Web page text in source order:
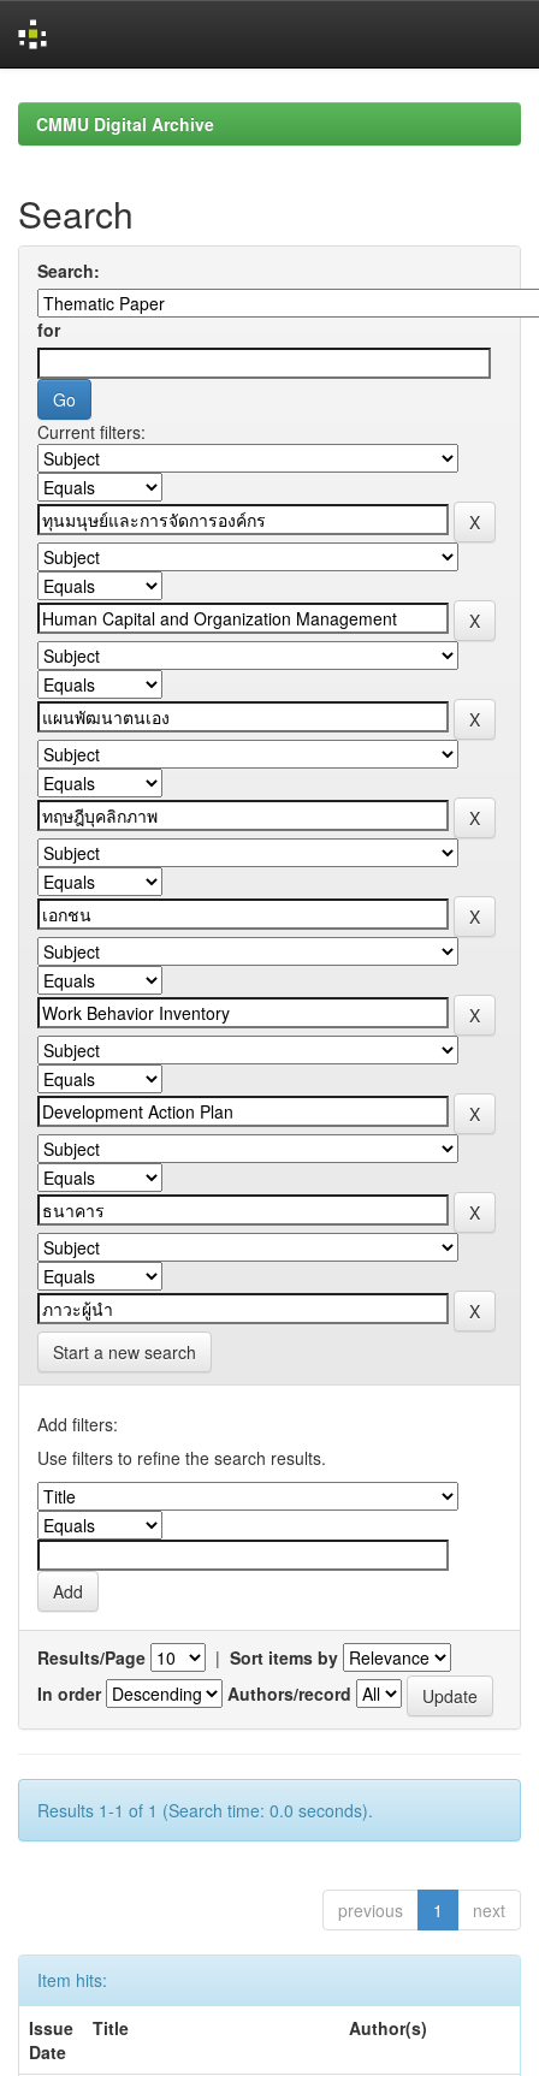
navigationCMMU Digital Archive
Search
Search:
for
Current filters:
Start a new search
Add filters:
Use filters to refine the search results.
Results/Page | Sort items by
In order
Authors/record
Results 1-1 of 1 (Search time: 0.0 seconds).
previous 1 next
Item hits:
Issue
Date
Title Author(s)